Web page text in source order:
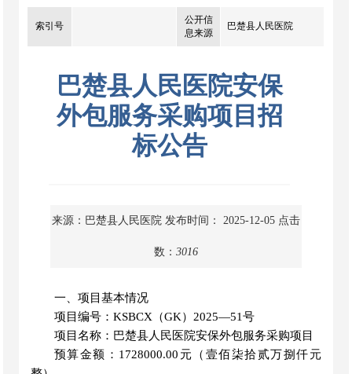
索引号
公开信
息来源
巴楚县人民医院
巴楚县人民医院安保
外包服务采购项目招
标公告
来源：巴楚县人民医院 发布时间： 2025-12-05 点击
数： 3016
一、项目基本情况
项目编号： KSBCX （GK） 2025—51号
项目名称：巴楚县人民医院安保外包服务采购项目
预算金额： 1728000.00元 （ 壹佰柒拾贰万捌仟元